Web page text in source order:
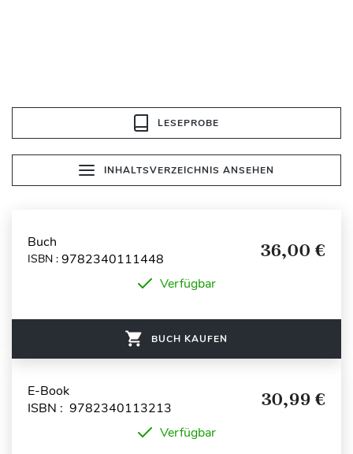
LESEPROBE
INHALTSVERZEICHNIS ANSEHEN
Buch
ISBN : 9782340111448 36,00 €
Verfügbar
BUCH KAUFEN
E-Book
ISBN : 9782340113213
30,99 €
Verfügbar